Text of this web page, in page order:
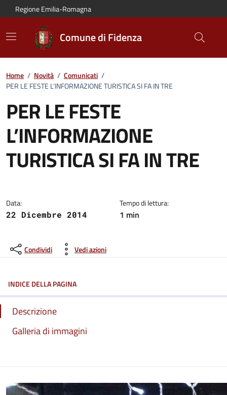
Vai al contenuto principale
Vai alla navigazione del sito
Vai al piede di pagina
Regione Emilia-Romagna
Comune di Fidenza
Home / Novità / Comunicati /
PER LE FESTE L’INFORMAZIONE TURISTICA SI FA IN TRE
PER LE FESTE
L’INFORMAZIONE
TURISTICA SI FA IN TRE
Data:
22 Dicembre 2014
Tempo di lettura:
1 min
Condividi Vedi azioni
INDICE DELLA PAGINA
Descrizione
Galleria di immagini